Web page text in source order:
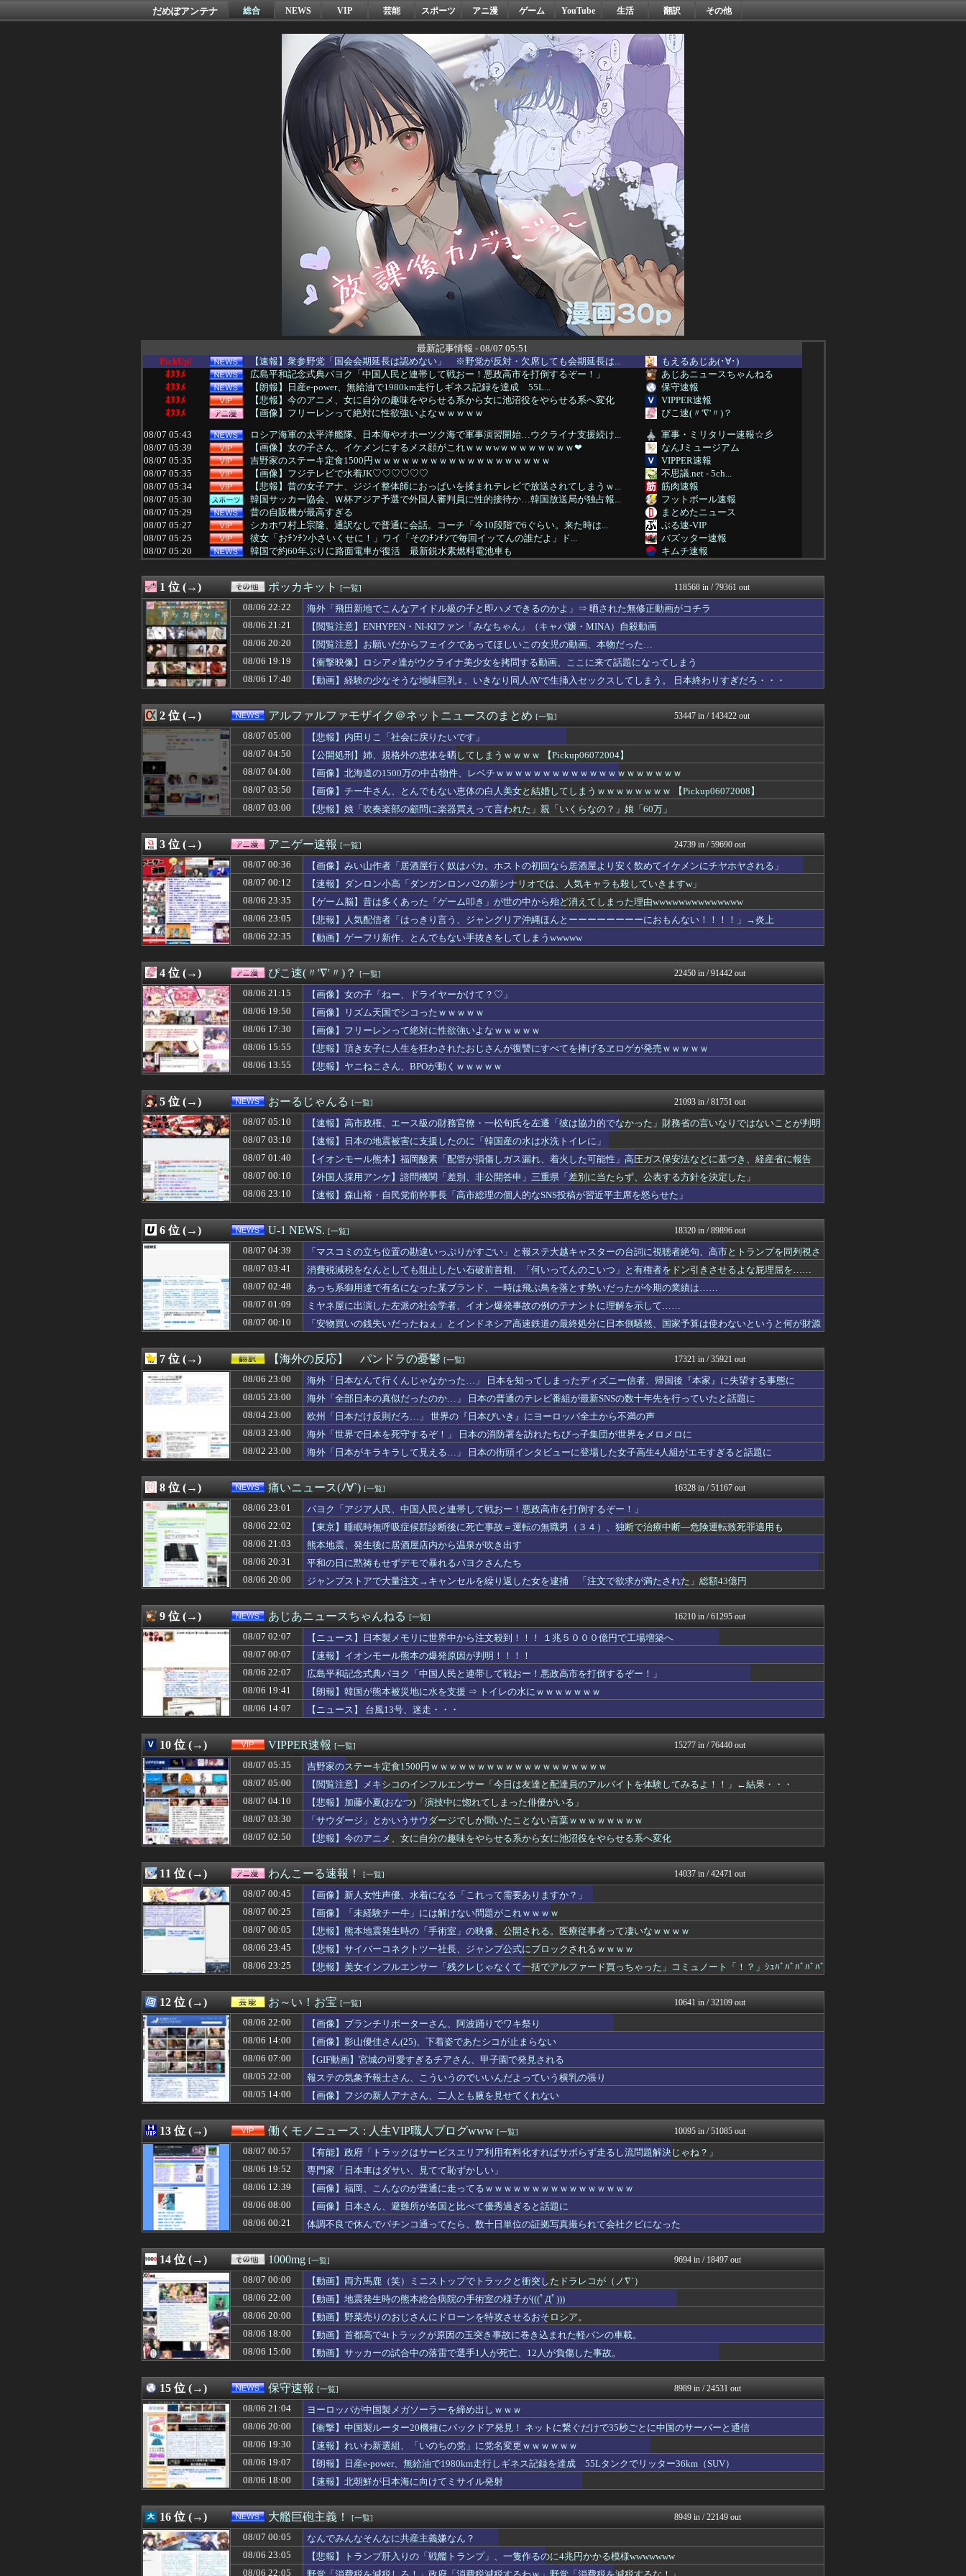
だめぽアンテナ 総合 NEWS VIP 芸能 スポーツ アニ漫 ゲーム YouTube 生活 翻訳 その他
最新記事情報 - 08/07 05:51
PickUp!
【速報】衆参野党「国会会期延長は認めない」 ※野党が反対・欠席しても会期延長は...
もえるあじあ(･∀･)
ｵﾇﾇﾒ
広島平和記念式典パヨク「中国人民と連帯して戦おー！悪政高市を打倒するぞー！」
あじあニュースちゃんねる
ｵﾇﾇﾒ
【朗報】日産e-power、無給油で1980km走行しギネス記録を達成 55L...
保守速報
ｵﾇﾇﾒ
【悲報】今のアニメ、女に自分の趣味をやらせる系から女に池沼役をやらせる系へ変化
VIPPER速報
ｵﾇﾇﾒ
【画像】フリーレンって絶対に性欲強いよなｗｗｗｗｗ
ぴこ速(〃'∇'〃)？
08/07 05:43
ロシア海軍の太平洋艦隊、日本海やオホーツク海で軍事演習開始…ウクライナ支援続け...
軍事・ミリタリー速報☆彡
08/07 05:39
【画像】女の子さん、イケメンにするメス顔がこれｗｗｗwｗｗｗｗｗｗｗｗ❤
なんJミュージアム
08/07 05:35
吉野家のステーキ定食1500円ｗｗｗｗｗｗｗｗｗｗｗｗｗｗｗｗｗｗｗ
VIPPER速報
08/07 05:35
【画像】フジテレビで水着JK♡♡♡♡♡♡
不思議.net - 5ch...
08/07 05:34
【悲報】昔の女子アナ、ジジイ整体師におっぱいを揉まれテレビで放送されてしまうｗ...
筋肉速報
08/07 05:30
韓国サッカー協会、Ｗ杯アジア予選で外国人審判員に性的接待か…韓国放送局が独占報...
フットボール速報
08/07 05:29
昔の自販機が最高すぎる
まとめたニュース
08/07 05:27
シカホワ村上宗隆、通訳なしで普通に会話。コーチ「今10段階で6ぐらい。来た時は...
ぶる速-VIP
08/07 05:25
彼女「おﾁﾝﾁﾝ小さいくせに！」ワイ「そのﾁﾝﾁﾝで毎回イッてんの誰だよ」ド...
バズッター速報
08/07 05:20
韓国で約60年ぶりに路面電車が復活 最新鋭水素燃料電池車も
キムチ速報
08/07 05:12
【速報】『有吉の夏休み』、とんでもない発表をしてしまう！！！！！
NEWSまとめもりー｜2c...
08/07 05:12
ジャンプラ、モーニングみたいな新連載が始まるｗｗｗｗｗｗｗｗ
ゴールデンタイムズ
08/07 05:10
【速報】高市政権、エース級の財務官僚・一松旬氏を左遷「彼は協力的でなかった」財...
おーるじゃんる
08/07 05:09
【画像】脱いだ瞬間ドスケベになるボーイッシュ女子、見つかるwwwwwwww
ぶる速-VIP
08/07 05:09
【頑張てnoelを隠した】さくらみこ：水着ガチャコンプでホロライブドリームを掴...
08/07 05:05
【動画】えちえち巨乳女子2人組、とんでもない場所でナンパされてしまうwwwww...
08/07 05:03
元ＮＨＫ中川安奈アナがミニスカポリスのコスプレ披露ｗｗｗｗｗ
いたしん！
08/07 05:01
【ウマ娘】暑い日は膝枕で日陰に入りたい。←「絶対に離れたくない場所だな」
ウマ娘まとめ速報うまろぐ
08/07 05:00
【悲報】内田りこ「社会に戻りたいです」
アルファルファモザイク＠ネ...
08/07 05:00
ギリギリやれるブス巨乳ｗｗｗｗｗｗｗｗｗ （※画像あり）
ラビット速報
08/07 05:00
アイナ・ジ・エンドの尻はタマランわ
アイドル・女子アナ★吟じま...
08/07 05:00
【閲覧注意】メキシコのインフルエンサー「今日は友達と配達員のアルバイトを体験し...
08/07 05:00
【ラブライブ！】【画像】桜小路きな子ちゃんの尻【Liella!】
コンテンツ・声優 | ラブ...
08/07 05:00
【福岡】3年間で2億6500万円 福岡県議会「海外視察費」公表
08/07 05:00
田﨑さくらアナ セクシーノースリーブ脇！！
アナきゃぷ速報
08/07 05:00
韓国人「雨の中のカーチェイスの末、捕まえてみたら…泥酔状態の飲酒運転だった」
韓国ニュース反応まとめ
08/07 04:55
「投資不適格になりつつある」ブルームバーグが突き付けた韓国金融市場の崖っぷち ...
国難にあってもの申す！！
08/07 04:50
【公開処刑】姉、規格外の恵体を晒してしまうｗｗｗｗ 【Pickup060720...
アルファルファモザイク＠ネ...
08/07 04:45
「Linuxで十分じゃね…？」世界が気付き始める Linuxの市場シェアが初め...
VIPワイドガイド
08/07 04:41
タブレットのバッテリーが膨らんで画面が剥がれてきたんやが
理想ちゃんねる
08/07 04:39
ドラマ「親愛なる夫へ」を語ろう
がーるずレポート - ガー...
08/07 04:39
「マスコミの立ち位置の勘違いっぷりがすごい」と報ステ大越キャスターの台詞に視聴...
U-1 NEWS.
08/07 04:30
◆悲報◆韓国警察、大韓サッカー協会を家宅捜索 代表監督選考巡り
WorldFootball...
08/07 04:25
【悲報】ソープでイッた後に嬢の耳元で「好き」って囁く瞬間ｗｗｗｗｗｗｗｗwww...
バズッター速報
08/07 04:19
青春時代を思い出すコスメ
がーるずレポート - ガー...
08/07 04:19
【画像】松本人志さん、大勢の若いファンに囲まれてご満悦wwwwwwwwwwww...
芸能人の気になる噂
08/07 04:19
日本の商船が中国に臨検された場合は「台湾軍が対応」と台湾軍トップ！
08/07 04:18
綾瀬はるかの丸出し上半身ヤバすぎだってwwwwwww
芸能人の気になる噂
08/07 04:15
ぼく「妹がぼくの子供を妊娠したんだ…」父「！？実は俺と母さんも兄妹なんだ」ぼく...
まとめCUP
08/07 04:12
【悲報】立川志らく、ガチでブチギレてしまう！！！！！！
08/07 04:10
【画像】NHKに出た仙台育英の野球部JKマネージャー、ガチで可愛いぞ
まとめ芸能＠美女画像まとめ...
08/07 04:10
【悲報】加藤小夏(おなつ)「演技中に惚れてしまった俳優がいる」
08/07 04:09
【福岡】西鉄、天神駅と薬院駅の駅構内で不審な音声（下ネタ）が流れる 第三者が不...
08/07 04:05
【画像】オタク「実際にプレイしたらわかるけどライザは友達って感じで性的な目では...
げぇ速
08/07 04:05
【画像】ボスJK、撮られるｗｗｗｗｗｗｗｗｗｗ
不思議.net - 5ch...
08/07 04:05
ケガが多かったプロ野球選手※多村仁志禁止
08/07 04:05
取り放題でてんこ盛りにしてるのはまあ見かけるが持ち帰りはなしでしょう、、、
子育てちゃんねる
08/07 04:05
フラれるじゃなく、フる側の曲
がーるずレポート - ガー...
08/07 04:05
【画像】エチビデ女優さん、番組の企画でハッスルしすぎてしまうｗｗｗｗｗｗ
女子アナお宝画像速報－5c...
08/07 04:03
【画像】森香澄さんのJK姿😍ｗｗ😍ｗ😍ｗｗｗ😍ｗｗｗｗｗｗ
いたしん！
【画像】元・小倉優香さん、水着グラビア復帰してシコらせにくるｗ
Zチャンネル＠VIP
08/07 04:03
【悲報】サイバーコネクトツーの松山氏、JUMP公式にブロックされるｗｗｗｗｗｗ...
watch＠２ちゃんねる
08/07 04:02
三大傑作ゼルダライク「The Binding of Isaac」「ダークソウル...
mutyunのゲーム+αブ...
08/07 04:01
【ウマ娘】アイちゃんとフサパンの水着、DKPIとDKPIが触れてる構図が良き…
ウマ娘まとめ速報うまろぐ
08/07 04:00
早食いしてる奴、マジでヤバイぞ・・・
オレ的ゲーム速報＠刃
08/07 04:00
劇団員やってる友達からたまにチケット買わされるから見に行くんやけどさ・・・
08/07 04:00
もこうのKICK・Youtube配信にもNightbotみたいなコメント制御ツ...
ゲーム実況者速報＠YouT...
08/07 04:00
【天文】太陽に含まれる「銀」は従来推定よりも約55％多かった？ 隕石の分析結果...
常識的に考えた
【画像】北海道の1500万の中古物件、レベチｗｗｗｗｗｗｗｗｗｗｗｗｗｗｗｗｗ...
アルファルファモザイク＠ネ...
08/07 04:00
【ウマ娘】今日はボサボサな忠犬ミラ公たち
パカ娘速報！！ウマ娘まとめ...
08/07 04:00
【ラブライブ！】🌙🐈‍⬛「うちのオタクは社畜かボンボン」（世界の平均睡眠時間ラ...
コンテンツ・声優 | ラブ...
08/07 04:00
韓国人「ソクリ投票問題の年に、選挙管理委員会が成果給を99.99%受け取ってい...
韓国ニュース反応まとめ
08/07 03:57
合コンで出会った超しつこい男にブチギレて帰宅。それから3ヶ月、突然携帯に着信が...
婚外ちゃんねる
08/07 03:55
三重県警察 鈴鹿サーキットでパレード走行訓練中だった白バイが転倒事故 20代の...
国難にあってもの申す！！
08/07 03:50
【画像】チー牛さん、とんでもない恵体の白人美女と結婚してしまうｗｗｗｗｗｗｗｗ...
アルファルファモザイク＠ネ...
08/07 03:50
【絶望】里帰り出産中の嫁と険悪…もう会わずに離婚したくなった理由がコレｗｗｗｗ
08/07 03:41
消費税減税をなんとしても阻止したい石破前首相、「何いってんのこいつ」と有権者を...
U-1 NEWS.
08/07 03:39
子の保育園バザーに出そうと思っていた物をダンボール箱ごと持っていったママ。中身...
奥様は鬼女-DQN返しまと...
08/07 03:39
【ククパ】味付けがケチャップ、タイトルがスイーツ臭…。クックパッドで地雷レシピ...
奥様は鬼女-DQN返しまと...
小梨の私へ嫌味言ってたトメが、標的をコトメに変えた→トメ「いつになったら結婚す...
08/07 03:38
やってみたいバイト
がーるずレポート - ガー...
08/07 03:34
【画像】Ado、おっぱいが小さい。【朗悲報】
筋肉速報
08/07 03:33
【興奮】発情期の嫁のマ○コをチ◯コで擦りまくった結果ｗｗｗｗｗｗｗｗｗｗｗ
えっ!?またここのサイト?
08/07 03:30
「サウダージ」とかいうサウダージでしか聞いたことない言葉ｗｗｗｗｗｗｗｗ
VIPPER速報
08/07 03:30
【画像】5億円を目の前にした吉岡里帆の顔ｗｗｗｗｗ
08/07 03:30
【衝撃】嫁の不倫相手から『神対応』されて人生やり直せた結果ｗｗｗｗ
08/07 03:26
【画像】 こんなだらしない体型の女子が好きなやついる？
芸能人の気になる噂
08/07 03:25
【悲報】格安ピンサロ行ってきたらｗｗｗｗｗｗｗｗｗｗｗwwww
バズッター速報
08/07 03:19
大人になってから共感できなくなったキャラ
08/07 03:18
ベランダで緑色で赤いくちばしの中型のインコを保護。ご近所あたりにチラシを貼り、...
08/07 03:18
恋愛相談してくる職場の後輩(♀)に、勝手に不倫相手（本命）にされた。挙句その彼...
婚外ちゃんねる
08/07 03:18
【すごい話】余命半年と言われてたがウワキ夫捨てて義両親の介護やめたらガンが綺麗...
奥様は鬼女-DQN返しまと...
08/07 03:12
【悲報】共同通信、ガチで逝く・・・・・・
NEWSまとめもりー｜2c...
08/07 03:11
【必見動画】熊本総合病院 地震発生時の手術室の映像が色んな意味で衝撃的だと話題...
正義の見方
08/07 03:10
【衝撃】妻の浮気が発覚…あのときの「音信不通の弟」の意味がヤバすぎたｗｗｗｗ
キスログ
【速報】日本の地震被害に支援したのに「韓国産の水は水洗トイレに」
【VCR RUST】葛葉達：7日目｜あまりに生々しすぎる陰キャムーブでギャルを...
トレンドの通り道
08/07 03:09
【子供】結局何歳差がベスト？？
08/07 03:09
米穀商社の木徳神糧、4-6月期経常利益が前年同期比97.7％減の0.7億円に減...
08/07 03:05
【画像】ダンス部さん、公式SNSで部員のエ○チな動画をあげてしまった結果ｗｗｗ...
女子アナお宝画像速報－5c...
08/07 03:03
【朗報】「誰からも好かれる主人公」の特徴、ガチで決まるｗｗｗｗ
アニはつ -アニメ発信場-
08/07 03:03
【驚愕】サッカー王国ブラジルで進むサッカー離れ 36％が「関心なし」
watch＠２ちゃんねる
08/07 03:01
【ウマ娘】昔の水着がそのまま入るジャーニー…まるで成長していない！？
ウマ娘まとめ速報うまろぐ
08/07 03:00
夫さん、妻に「天井のシミ数えてれば終わるでな」と押し倒されて性行為 → 凄いこ...
08/07 03:00
【天文】「系外衛星」を史上初めて発見か--しかし「衛星」の定義を揺るがす事態に...
常識的に考えた
08/07 03:00
【悲報】娘「吹奏楽部の顧問に楽器買えって言われた」親「いくらなの？」娘「60万...
アルファルファモザイク＠ネ...
08/07 03:00
【ラブライブ！】BLｺｽﾞｶﾎ…？🐉【蓮ノ空】
08/07 03:00
【画像】一番手Vグループはマジでこういう男とのコラボも解禁したほうがいいよ
08/07 03:00
【朗報】プチプチで有名な川上産業、社名を「プチプチ株式会社」に変更wwwww
ラビット速報
08/07 03:00
◆悲報◆韓国警察、韓国代表前監督を任意聴取…業務上背任などの容疑
WorldFootball...
08/07 03:00
【スターウォーズ】ライトセーバーって握りづらそうだよね…
ヒーローNEWS
08/07 03:00
韓国人「イ・ジュンソク、地方選挙で基礎議員1議席のみ獲得し『全て私の責任』と頭...
韓国ニュース反応まとめ
08/07 03:00
【食洗機】韓国人が騒ぐ「水洗い」は予備洗浄だった！日本の飲食店の衛生習慣を解説
08/07 02:57
ダシをちゃんととり薄色薄味に煮た煮物を、味見もせずに色を見ただけで「薄そうだか...
08/07 02:57
福祉タクシーで下校の女子生徒、一時心肺停止 同乗看護師は適切な処置行わず、生徒...
がーるずレポート - ガー...
08/07 02:57
家族用に入れておいたメモが泥よけになっただなんてｗｗ
奥様は鬼女-DQN返しまと...
スペースXのロケット残骸、月面に衝突か…ファルコン9の上段！
千葉県袖ケ浦市「おむつ交換で噛みつかれ」看護助手の男を逮捕 90歳入院患者の顔...
国難にあってもの申す！！
08/07 02:50
【既視感】嫁の浮気でメール爆弾！2度目で取った行動がこれｗｗｗ
キスログ
08/07 02:50
【悲報】今のアニメ、女に自分の趣味をやらせる系から女に池沼役をやらせる系へ変化
VIPPER速報
08/07 02:48
あっち系御用達で有名になった某ブランド、一時は飛ぶ鳥を落とす勢いだったが今期の...
U-1 NEWS.
08/07 02:45
【辺野古事故】日教組委員長「杜撰な計画、学校が責めを負うのは当然」としつつも、...
08/07 02:45
世間では神ゲーと言われているが個人的にはクソゲーだと思うゲーム挙げてけ
08/07 02:40
矢田萌華ちゃんの瞳が綺麗すぎて吸い込まれる！！！【乃木坂46】
坂道情報通～乃木坂46まと...
08/07 02:40
高市首相、2年限定の消費減税「確実に戻す」発言は「私の覚悟」
とりのまるやき（保守）
08/07 02:39
【ボッコ】25年前に付き合ってた女性の事をふと思い出した。もう24年は会ってな...
08/07 02:39
なんかＧＪ出来ないというか…。泥に同情する気はないけど報告者も何だかなぁ…
08/07 02:39
若くして両親を亡くし年の離れた妹を育てた義兄。姪が十歳になった頃からおかしくな...
婚外ちゃんねる
08/07 02:38
野村周平、下半身強調の「過激すぎる三角水着」公開でネットざわつき
がーるずレポート - ガー...
08/07 02:37
【悲報】 週刊少年ジャンプさん、最大発行部数653万部から急降下でついに100...
フィルダースチョイス
08/07 02:34
【超画像】小倉ゆうか（元・小倉優香）が水着グラビア復帰ｗｗｗｗｗ
【サッカー まとめ】サカラ...
08/07 02:34
「プチプチ」を製造販売している川上産業、「プチプチ株式会社」に社名変更
08/07 02:34
【画像】坂道女子のバスト一覧ｗｗｗｗｗｗｗｗｗｗｗｗwｗｗｗｗ
芸能人の気になる噂
08/07 02:34
【画像】 セクシー女優・三浦恵理子、全裸ナマ乳がHすぎる
芸能人の気になる噂
08/07 02:32
筋トレに詳しいから質問は聞くよ
08/07 02:30
【事実】「弱い男は救われない」ってのに女がブチ切れた理由ｗｗｗｗ
キスログ
08/07 02:30
【画像】 色白美肌のTikToker可愛すぎｗｗｗｗｗ
芸能人の気になる噂
08/07 02:25
【驚愕】ロシアの風俗事情をご覧くださいｗｗｗｗｗｗｗｗｗｗwwww
バズッター速報
08/07 02:18
暑すぎぃからのキンキンに冷えてやがる！
ハロン棒ch
08/07 02:18
言えば快くあげたのに無断でごっそり持っていくのはダメだろう
奥様は鬼女-DQN返しまと...
08/07 02:18
両替のことを「お金こまめてきます」って言っちゃったときに同僚から嫌味を言われた...
08/07 02:17
日本の大相撲力士の引退後の姿に世界が騒然！←「これは素晴らしい！」（海外の反応...
08/07 02:15
幼少ワイ「ワインってぶどうジュースの上位互換なんやろなぁ」
VIPPER速報
08/07 02:15
FE万紫千紅さん、巨乳美少女を出してしまうｗｗ
げぇ速
08/07 02:15
SEXに10万円払ってしまったらこうなるwww
08/07 02:13
岸田元首相､日米の円買い協調介入は｢一時しのぎに過ぎない｣｢財政政策､金融政策...
08/07 02:12
【悲報】日本の歴史、ついに『崩壊』してしまう・・・・・
NEWSまとめもりー｜2c...
08/07 02:12
LIAR GAME -ライアーゲーム- 第17話 感想：秋山さんの逆転の策がバ... アニメつぶやき速報‼︎
1 位 (→) ポッカキット [一覧] 118568 in / 79361 out
08/06 22:22
海外「飛田新地でこんなアイドル級の子と即ハメできるのかよ」⇒ 晒された無修正動画がコチラ
08/06 21:21
【閲覧注意】ENHYPEN・NI-KIファン「みなちゃん」（キャバ嬢・MINA）自殺動画
08/06 20:20
【閲覧注意】お願いだからフェイクであってほしいこの女児の動画、本物だった…
08/06 19:19
【衝撃映像】ロシア♂達がウクライナ美少女を拷問する動画、ここに来て話題になってしまう
08/06 17:40
【動画】経験の少なそうな地味巨乳♀、いきなり同人AVで生挿入セックスしてしまう。 日本終わりすぎだろ・・・
2 位 (→) アルファルファモザイク＠ネットニュースのまとめ [一覧] 53447 in / 143422 out
08/07 05:00
【悲報】内田りこ「社会に戻りたいです」
08/07 04:50
【公開処刑】姉、規格外の恵体を晒してしまうｗｗｗｗ 【Pickup06072004】
08/07 04:00
【画像】北海道の1500万の中古物件、レベチｗｗｗｗｗｗｗｗｗｗｗｗｗｗｗｗｗｗｗｗ
08/07 03:50
【画像】チー牛さん、とんでもない恵体の白人美女と結婚してしまうｗｗｗｗｗｗｗｗ 【Pickup06072008】
08/07 03:00
【悲報】娘「吹奏楽部の顧問に楽器買えって言われた」親「いくらなの？」娘「60万」
3 位 (→) アニゲー速報 [一覧] 24739 in / 59690 out
08/07 00:36
【画像】みい山作者「居酒屋行く奴はバカ。ホストの初回なら居酒屋より安く飲めてイケメンにチヤホヤされる」
08/07 00:12
【速報】ダンロン小高「ダンガンロンパ2の新シナリオでは、人気キャラも殺していきますw」
08/06 23:35
【ゲーム脳】昔は多くあった「ゲーム叩き」が世の中から殆ど消えてしまった理由wwwwwwwwwwwwww
08/06 23:05
【悲報】人気配信者「はっきり言う、ジャングリア沖縄ほんとーーーーーーーーにおもんない！！！！」→炎上
08/06 22:35
【動画】ゲーフリ新作、とんでもない手抜きをしてしまうwwwww
4 位 (→) ぴこ速(〃'∇'〃)？ [一覧] 22450 in / 91442 out
08/06 21:15
【画像】女の子「ねー、ドライヤーかけて？♡」
08/06 19:50
【画像】リズム天国でシコったｗｗｗｗｗ
08/06 17:30
【画像】フリーレンって絶対に性欲強いよなｗｗｗｗｗ
08/06 15:55
【悲報】頂き女子に人生を狂わされたおじさんが復讐にすべてを捧げるヱロゲが発売ｗｗｗｗｗ
08/06 13:55
【悲報】ヤニねこさん、BPOが動くｗｗｗｗｗ
5 位 (→) おーるじゃんる [一覧] 21093 in / 81751 out
08/07 05:10
【速報】高市政権、エース級の財務官僚・一松旬氏を左遷「彼は協力的でなかった」財務省の言いなりではないことが判明
08/07 03:10
【速報】日本の地震被害に支援したのに「韓国産の水は水洗トイレに」
08/07 01:40
【イオンモール熊本】福岡酸素「配管が損傷しガス漏れ、着火した可能性」高圧ガス保安法などに基づき、経産省に報告
08/07 00:10
【外国人採用アンケ】諮問機関「差別、非公開答申」三重県「差別に当たらず、公表する方針を決定した」
08/06 23:10
【速報】森山裕・自民党前幹事長「高市総理の個人的なSNS投稿が習近平主席を怒らせた」
6 位 (→) U-1 NEWS. [一覧] 18320 in / 89896 out
08/07 04:39
「マスコミの立ち位置の勘違いっぷりがすごい」と報ステ大越キャスターの台詞に視聴者絶句、高市とトランプを同列視さ
せようという思惑がひしひしと
08/07 03:41
消費税減税をなんとしても阻止したい石破前首相、「何いってんのこいつ」と有権者をドン引きさせるよな屁理屈を……
08/07 02:48
あっち系御用達で有名になった某ブランド、一時は飛ぶ鳥を落とす勢いだったが今期の業績は……
08/07 01:09
ミヤネ屋に出演した左派の社会学者、イオン爆発事故の例のテナントに理解を示して……
08/07 00:10
「安物買いの銭失いだったねぇ」とインドネシア高速鉄道の最終処分に日本側騒然、国家予算は使わないというと何が財源
7 位 (→) 【海外の反応】 パンドラの憂鬱 [一覧] 17321 in / 35921 out
08/06 23:00
海外「日本なんて行くんじゃなかった…」 日本を知ってしまったディズニー信者、帰国後『本家』に失望する事態に
08/05 23:00
海外「全部日本の真似だったのか…」 日本の普通のテレビ番組が最新SNSの数十年先を行っていたと話題に
08/04 23:00
欧州「日本だけ反則だろ…」 世界の『日本びいき』にヨーロッパ全土から不満の声
08/03 23:00
海外「世界で日本を死守するぞ！」 日本の消防署を訪れたちびっ子集団が世界をメロメロに
08/02 23:00
海外「日本がキラキラして見える…」 日本の街頭インタビューに登場した女子高生4人組がエモすぎると話題に
8 位 (→) 痛いニュース(ﾉ∀`) [一覧] 16328 in / 51167 out
08/06 23:01
パヨク「アジア人民、中国人民と連帯して戦おー！悪政高市を打倒するぞー！」
08/06 22:02
【東京】睡眠時無呼吸症候群診断後に死亡事故＝運転の無職男（３４）、独断で治療中断―危険運転致死罪適用も
08/06 21:03
熊本地震、発生後に居酒屋店内から温泉が吹き出す
08/06 20:31
平和の日に黙祷もせずデモで暴れるパヨクさんたち
08/06 20:00
ジャンプストアで大量注文→キャンセルを繰り返した女を逮捕 「注文で欲求が満たされた」総額43億円
9 位 (→) あじあニュースちゃんねる [一覧] 16210 in / 61295 out
08/07 02:07
【ニュース】日本製メモリに世界中から注文殺到！！！ １兆５０００億円で工場増築へ
08/07 00:07
【速報】イオンモール熊本の爆発原因が判明！！！！
08/06 22:07
広島平和記念式典パヨク「中国人民と連帯して戦おー！悪政高市を打倒するぞー！」
08/06 19:41
【朗報】韓国が熊本被災地に水を支援 ⇒ トイレの水にｗｗｗｗｗｗｗ
08/06 14:07
【ニュース】 台風13号、迷走・・・
10 位 (→) VIPPER速報 [一覧] 15277 in / 76440 out
08/07 05:35
吉野家のステーキ定食1500円ｗｗｗｗｗｗｗｗｗｗｗｗｗｗｗｗｗｗｗ
08/07 05:00
【閲覧注意】メキシコのインフルエンサー「今日は友達と配達員のアルバイトを体験してみるよ！！」←結果・・・
08/07 04:10
【悲報】加藤小夏(おなつ)「演技中に惚れてしまった俳優がいる」
08/07 03:30
「サウダージ」とかいうサウダージでしか聞いたことない言葉ｗｗｗｗｗｗｗｗ
08/07 02:50
【悲報】今のアニメ、女に自分の趣味をやらせる系から女に池沼役をやらせる系へ変化
11 位 (→) わんこーる速報！ [一覧] 14037 in / 42471 out
08/07 00:45
【画像】新人女性声優、水着になる「これって需要ありますか？」
08/07 00:25
【画像】「未経験チー牛」には解けない問題がこれｗｗｗｗ
08/07 00:05
【悲報】熊本地震発生時の「手術室」の映像、公開される。医療従事者って凄いなｗｗｗｗ
08/06 23:45
【悲報】サイバーコネクトツー社長、ジャンプ公式にブロックされるｗｗｗｗ
08/06 23:25
【悲報】美女インフルエンサー「残クレじゃなくて一括でアルファード買っちゃった」コミュノート「！？」ｼｭﾊﾞﾊﾞﾊﾞﾊﾞﾊﾞ
12 位 (→) お～い！お宝 [一覧] 10641 in / 32109 out
08/06 22:00
【画像】ブランチリポーターさん、阿波踊りでワキ祭り
08/06 14:00
【画像】影山優佳さん(25)、下着姿であたシコが止まらない
08/06 07:00
【GIF動画】宮城の可愛すぎるチアさん、甲子園で発見される
08/05 22:00
報ステの気象予報士さん、こういうのでいいんだよっていう横乳の張り
08/05 14:00
【画像】フジの新人アナさん、二人とも腋を見せてくれない
13 位 (→) 働くモノニュース : 人生VIP職人ブログwww [一覧] 10095 in / 51085 out
08/07 00:57
【有能】政府「トラックはサービスエリア利用有料化すればサボらず走るし流問題解決じゃね？」
08/06 19:52
専門家「日本車はダサい、見てて恥ずかしい」
08/06 12:39
【画像】福岡、こんなのが普通に走ってるｗｗｗｗｗｗｗｗｗｗｗｗｗｗｗｗ
08/06 08:00
【画像】日本さん、避難所が各国と比べて優秀過ぎると話題に
08/06 00:21
体調不良で休んでパチンコ通ってたら、数十日単位の証拠写真撮られて会社クビになった
14 位 (→) 1000mg [一覧] 9694 in / 18497 out
08/07 00:00
【動画】両方馬鹿（笑）ミニストップでトラックと衝突したドラレコが（ノ∇`）
08/06 22:00
【動画】地震発生時の熊本総合病院の手術室の様子が(((ﾟДﾟ)))
08/06 20:00
【動画】野菜売りのおじさんにドローンを特攻させるおそロシア。
08/06 18:00
【動画】首都高で4tトラックが原因の玉突き事故に巻き込まれた軽バンの車載。
08/06 15:00
【動画】サッカーの試合中の落雷で選手1人が死亡、12人が負傷した事故。
15 位 (→) 保守速報 [一覧] 8989 in / 24531 out
08/06 21:04
ヨーロッパが中国製メガソーラーを締め出しｗｗｗ
08/06 20:00
【衝撃】中国製ルーター20機種にバックドア発見！ ネットに繋ぐだけで35秒ごとに中国のサーバーと通信
08/06 19:30
【速報】れいわ新選組、「いのちの党」に党名変更ｗｗｗｗｗｗ
08/06 19:07
【朗報】日産e-power、無給油で1980km走行しギネス記録を達成 55Lタンクでリッター36km（SUV）
08/06 18:00
【速報】北朝鮮が日本海に向けてミサイル発射
16 位 (→) 大艦巨砲主義！ [一覧] 8949 in / 22149 out
08/07 00:05
なんでみんなそんなに共産主義嫌なん？
08/06 23:05
【悲報】トランプ肝入りの「戦艦トランプ」、一隻作るのに4兆円かかる模様wwwwwww
08/06 22:05